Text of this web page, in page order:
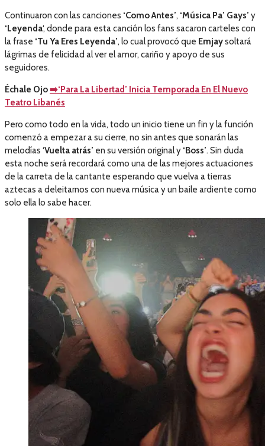
Continuaron con las canciones ‘Como Antes’, ‘Música Pa’ Gays’ y
‘Leyenda‘, donde para esta canción los fans sacaron carteles con
la frase ‘Tu Ya Eres Leyenda’, lo cual provocó que Emjaysoltará
lágrimas de felicidad al ver el amor, cariño y apoyo de sus
seguidores.
Échale Ojo➡️‘Para La Libertad’ Inicia Temporada En El Nuevo
Teatro Libanés
Pero como todo en la vida, todo un inicio tiene un fin y la función
comenzó a empezar a su cierre, no sin antes que sonarán las
melodías ‘Vuelta atrás’ en su versión original y ‘Boss’. Sin duda
esta noche será recordará como una de las mejores actuaciones
de la carreta de la cantante esperando que vuelva a tierras
aztecas a deleitarnos con nueva música y un baile ardiente como
solo ella lo sabe hacer.